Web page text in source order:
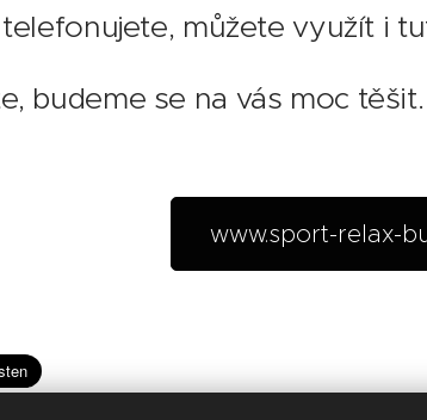
můžete využít i
budeme se na vás moc těšit.
www.sport-relax-